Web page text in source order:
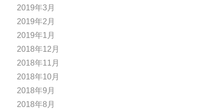
2019年3月
2019年2月
2019年1月
2018年12月
2018年11月
2018年10月
2018年9月
2018年8月